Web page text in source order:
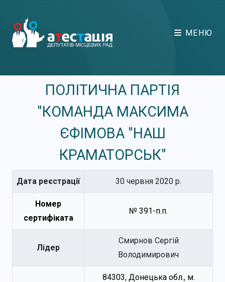
МЕНЮ
ПОЛІТИЧНА ПАРТІЯ
"КОМАНДА МАКСИМА
ЄФІМОВА "НАШ
КРАМАТОРСЬК"
Дата реєстрації 30 червня 2020 р.
Номер
сертифіката
№ 391-п.п.
Лідер
Смирнов Сергій
Володимирович
84303, Донецька обл., м.